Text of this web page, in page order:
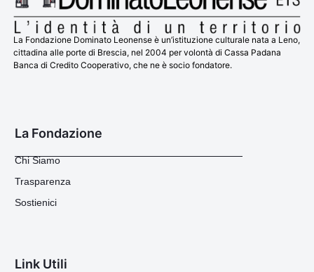
La Fondazione Dominato Leonense è un’istituzione culturale nata a Leno,
cittadina alle porte di Brescia, nel 2004 per volontà di Cassa Padana
Banca di Credito Cooperativo, che ne è socio fondatore.
La Fondazione
Chi Siamo
Trasparenza
Sostienici
Link Utili